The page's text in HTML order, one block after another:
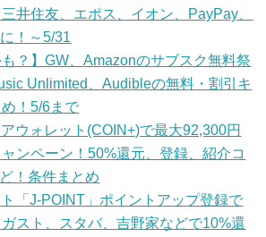
井住友、エポス、イオン、PayPay、
！～5/31
も？】GW、Amazonのサブスク無料祭
Unlimited、Audibleの無料・割引キ
！5/6まで
アウォレット(COIN+)で最大92,300円
ンペーン！50%還元、登録、紹介コ
！条件まとめ
「J-POINT」ポイントアップ登録で
スト、スタバ、吉野家などで10%還